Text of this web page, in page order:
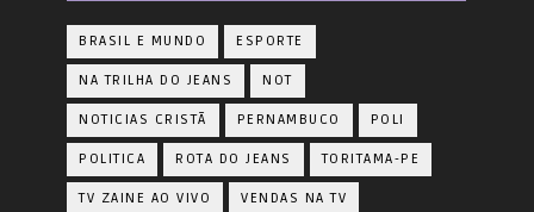
BRASIL E MUNDO ESPORTE
NA TRILHA DO JEANS NOT
NOTICIAS CRISTÃ PERNAMBUCO POLI
POLITICA ROTA DO JEANS TORITAMA-PE
TV ZAINE AO VIVO VENDAS NA TV